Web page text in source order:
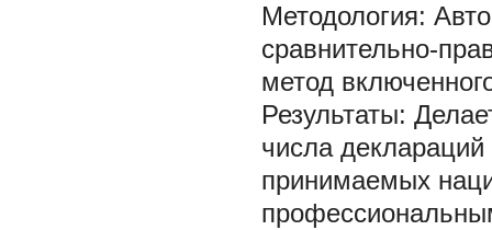
Методология:
сравнительно-
метод
Результаты:
числа деклараций
принимаемых